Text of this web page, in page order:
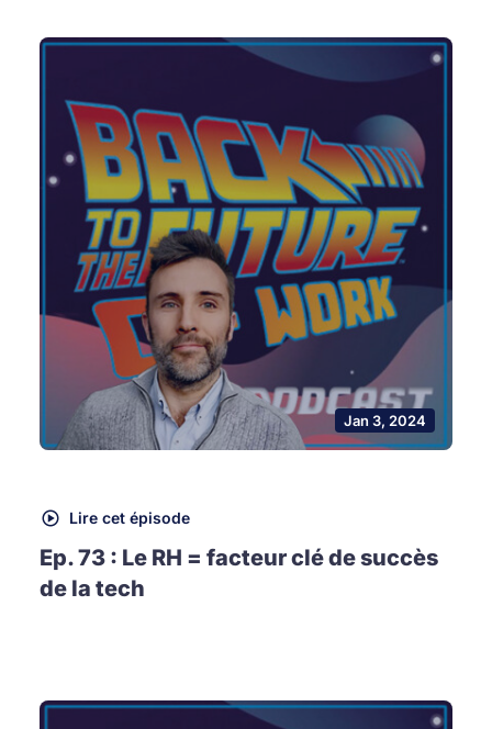
Jan 3, 2024
Lire cet épisode
Ep. 73 : Le RH = facteur clé de succès
de la tech